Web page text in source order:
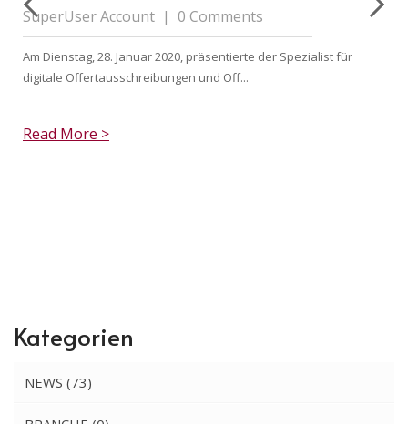
SuperUser Account | 0 Comments
Am Dienstag, 28. Januar 2020, präsentierte der Spezialist für
digitale Offertausschreibungen und Off...
Read More >
Kategorien
NEWS (73)